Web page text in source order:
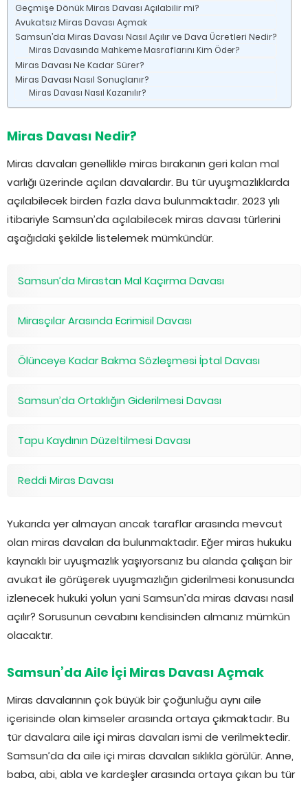
Geçmişe Dönük Miras Davası Açılabilir mi?
Avukatsız Miras Davası Açmak
Samsun’da Miras Davası Nasıl Açılır ve Dava Ücretleri Nedir?
Miras Davasında Mahkeme Masraflarını Kim Öder?
Miras Davası Ne Kadar Sürer?
Miras Davası Nasıl Sonuçlanır?
Miras Davası Nasıl Kazanılır?
Miras Davası Nedir?
Miras davaları genellikle miras bırakanın geri kalan mal
varlığı üzerinde açılan davalardır. Bu tür uyuşmazlıklarda
açılabilecek birden fazla dava bulunmaktadır. 2023 yılı
itibariyle Samsun’da açılabilecek miras davası türlerini
aşağıdaki şekilde listelemek mümkündür.
Samsun’da Mirastan Mal Kaçırma Davası
Mirasçılar Arasında Ecrimisil Davası
Ölünceye Kadar Bakma Sözleşmesi İptal Davası
Samsun’da Ortaklığın Giderilmesi Davası
Tapu Kaydının Düzeltilmesi Davası
Reddi Miras Davası
Yukarıda yer almayan ancak taraflar arasında mevcut
olan miras davaları da bulunmaktadır. Eğer miras hukuku
kaynaklı bir uyuşmazlık yaşıyorsanız bu alanda çalışan bir
avukat ile görüşerek uyuşmazlığın giderilmesi konusunda
izlenecek hukuki yolun yani Samsun’da miras davası nasıl
açılır? Sorusunun cevabını kendisinden almanız mümkün
olacaktır.
Samsun’da Aile İçi Miras Davası Açmak
Miras davalarının çok büyük bir çoğunluğu aynı aile
içerisinde olan kimseler arasında ortaya çıkmaktadır. Bu
tür davalara aile içi miras davaları ismi de verilmektedir.
Samsun’da da aile içi miras davaları sıklıkla görülür. Anne,
baba, abi, abla ve kardeşler arasında ortaya çıkan bu tür